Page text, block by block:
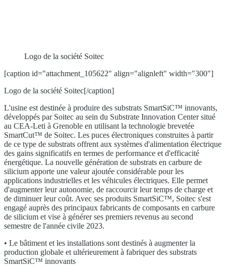
Logo de la société Soitec
[caption id="attachment_105622" align="alignleft" width="300"]
Logo de la société Soitec[/caption]
L'usine est destinée à produire des substrats SmartSiC™ innovants,
développés par Soitec au sein du Substrate Innovation Center situé
au CEA-Leti à Grenoble en utilisant la technologie brevetée
SmartCut™ de Soitec. Les puces électroniques construites à partir
de ce type de substrats offrent aux systèmes d'alimentation électrique
des gains significatifs en termes de performance et d'efficacité
énergétique. La nouvelle génération de substrats en carbure de
silicium apporte une valeur ajoutée considérable pour les
applications industrielles et les véhicules électriques. Elle permet
d'augmenter leur autonomie, de raccourcir leur temps de charge et
de diminuer leur coût. Avec ses produits SmartSiC™, Soitec s'est
engagé auprès des principaux fabricants de composants en carbure
de silicium et vise à générer ses premiers revenus au second
semestre de l'année civile 2023.
• Le bâtiment et les installations sont destinés à augmenter la
production globale et ultérieurement à fabriquer des substrats
SmartSiC™ innovants